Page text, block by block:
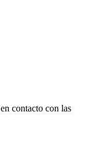
contacto con las